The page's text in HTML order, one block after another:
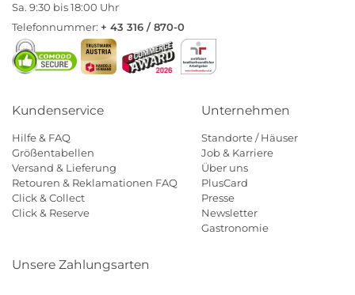
Sa. 9:30 bis 18:00 Uhr
Telefonnummer: + 43 316 / 870-0
Kundenservice
Hilfe & FAQ
Größentabellen
Versand & Lieferung
Retouren & Reklamationen FAQ
Click & Collect
Click & Reserve
Unternehmen
Standorte / Häuser
Job & Karriere
Über uns
PlusCard
Presse
Newsletter
Gastronomie
Unsere Zahlungsarten